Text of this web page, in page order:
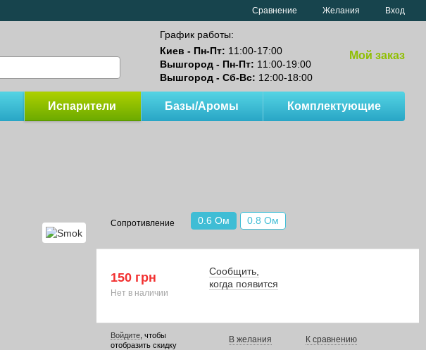
Сравнение Желания Вход
График работы:
Киев - Пн-Пт: 11:00-17:00
Вышгород - Пн-Пт: 11:00-19:00
Вышгород - Сб-Вс: 12:00-18:00
Мой заказ
Испарители Базы/Аромы Комплектующие
Сопротивление 0.6 Ом 0.8 Ом
150 грн
Нет в наличии
Сообщить,
когда появится
Войдите , чтобы
отобразить скидку
В желания К сравнению